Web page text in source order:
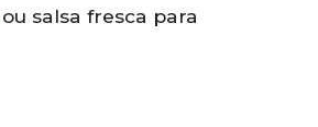
salsa fresca para